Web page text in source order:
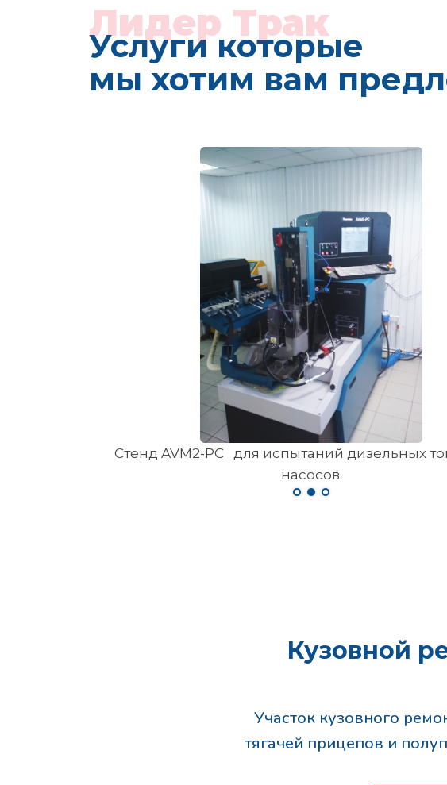
Лидер Трак
Услуги которые
мы хотим вам
Стенд AVM2-PC для испытаний дизельных
насосов.
Rabotti Стенд для испытания и кодирования
Common Rail
Кузовной
Участок кузовного
тягачей прицепов и